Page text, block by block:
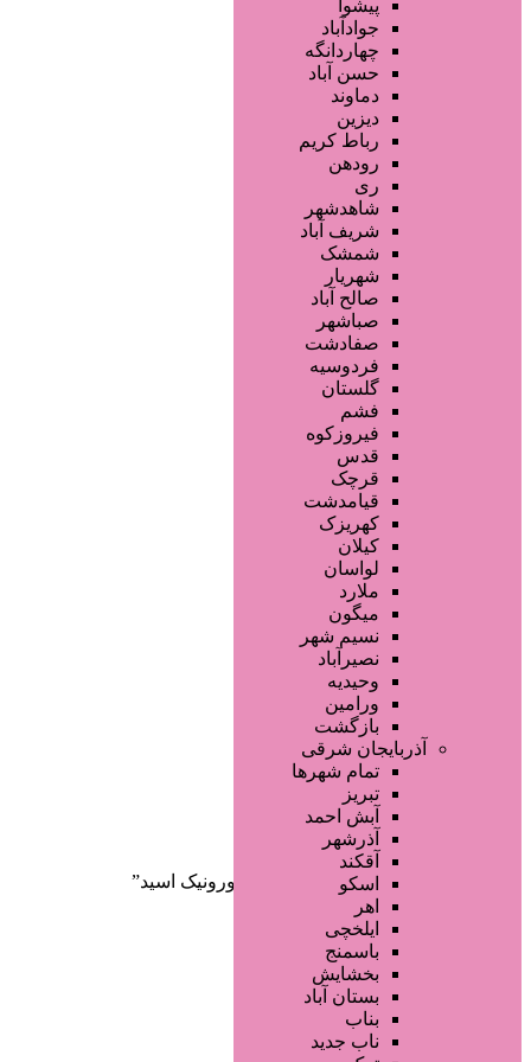
محصولات پوست
محصولات مو
خدمات دندانپزشکی
ماساژ و اسپا
خدمات لیزر و رفع موهای زائد
سایر خدمات
پیشوا
جوادآباد
چهاردانگه
حسن آباد
دماوند
دیزین
رباط کریم
رودهن
ری
شاهدشهر
شریف آباد
شمشک
شهریار
صالح آباد
صباشهر
صفادشت
فردوسیه
گلستان
فشم
فیروزکوه
قدس
قرچک
قیامدشت
کهریزک
کیلان
لواسان
ملارد
میگون
نسیم شهر
نصیرآباد
وحیدیه
ورامین
بازگشت
آذربایجان شرقی
تمام شهر‌ها
تبریز
آبش احمد
آذرشهر
آقکند
اسکو
اهر
ایلخچی
باسمنج
بخشایش
بستان آباد
بناب
ناب جدید
صفحه اصلی
آگهی انبوه
طراحی سایت
صفحه اختصاصی
لیست سایتهای تبلیغاتی
دسته‌بندی‌ها
/ محصولات برچسب خورده “هیالورونیک اسید”